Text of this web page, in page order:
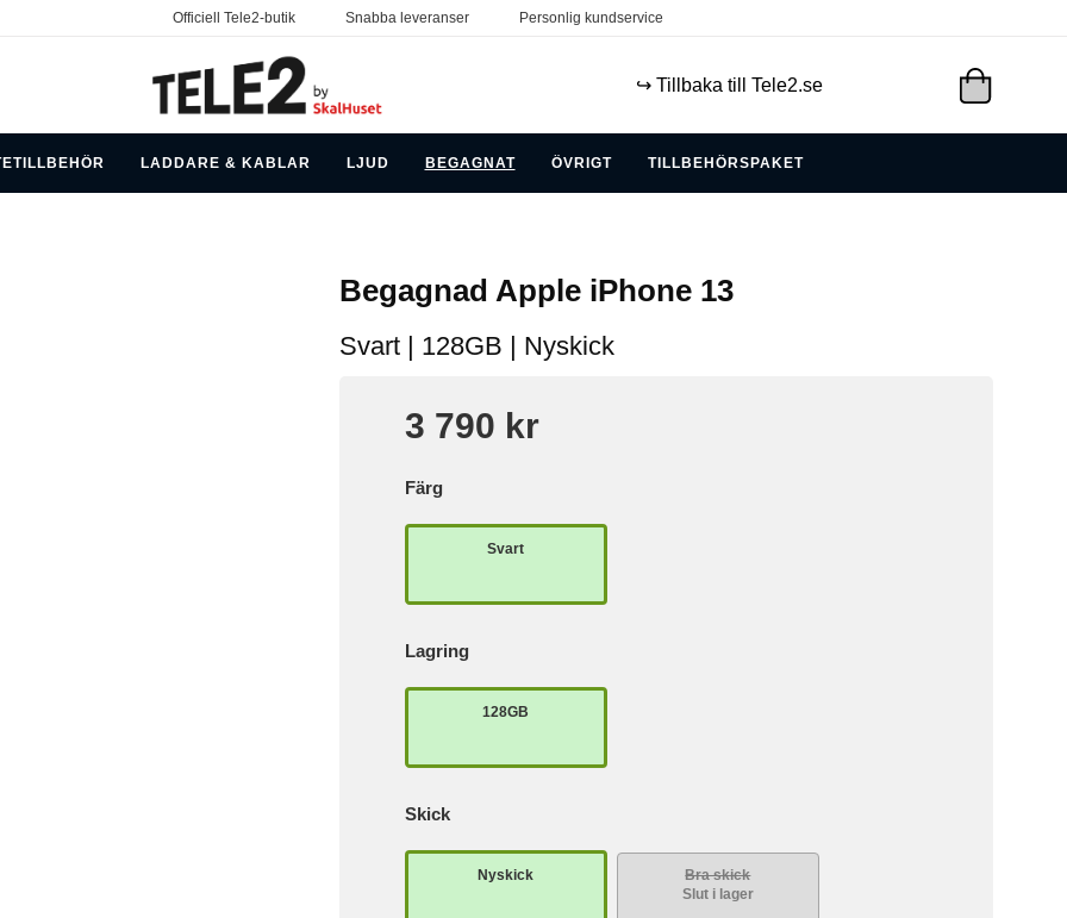
Officiell Tele2-butik Snabba leveranser Personlig kundservice
↪️ Tillbaka till Tele2.se
LADDARE & KABLAR LJUD BEGAGNAT ÖVRIGT TILLBEHÖRSPAKET
Begagnad Apple iPhone 13
Svart 128GB Nyskick
3 790 kr
Färg
Svart
Lagring
128GB
Skick
Nyskick
Bra skick
Slut i lager